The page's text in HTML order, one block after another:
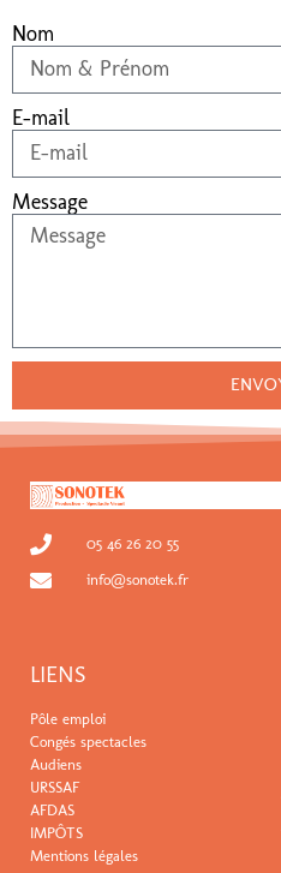
Nom
E-mail
Message
05 46 26 20 55
info@sonotek.fr
LIENS
Pôle emploi
Congés spectacles
Audiens
URSSAF
AFDAS
IMPÔTS
Mentions légales